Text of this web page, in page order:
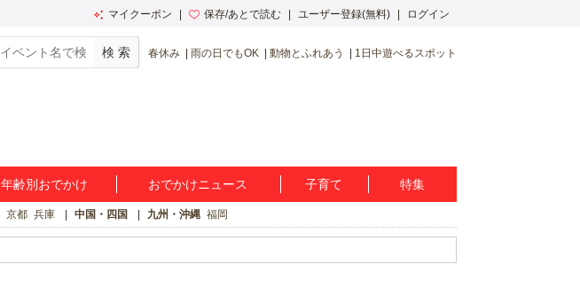
マイクーポン 保存/あとで読む ユーザー登録(無料) ログイン
春休み 雨の日でもOK 動物とふれあう 1日中遊べるスポット
年齢別おでかけ おでかけニュース 子育て 特集
京都 兵庫 中国・四国 九州・沖縄 福岡